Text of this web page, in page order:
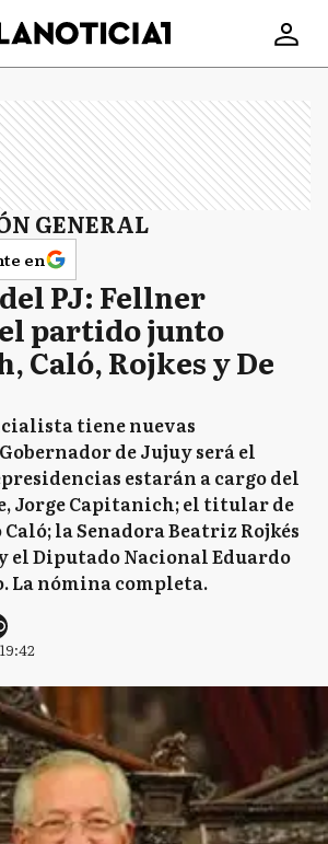
GENERAL
en
PJ: Fellner
partido junto
Caló, Rojkes y De
tiene nuevas
de Jujuy será el
estarán a cargo del
Jorge Capitanich; el titular de
la Senadora Beatriz Rojkés
el Diputado Nacional Eduardo
La nómina completa.